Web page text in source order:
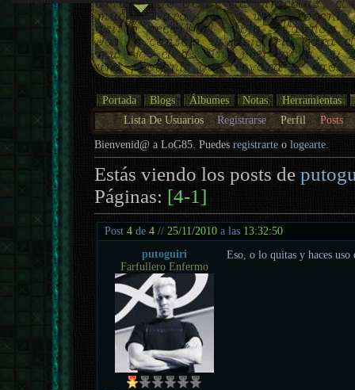
Portada Blogs Álbumes Notas
Herramientas
Lista De Usuarios
Registrarse Perfil Posts
Bienvenid@ a LoG85. Puedesregistrarte ologearte.
Estás viendo los posts de
Páginas: [4-1]
Post4 de4 // 25/11/2010 a las 13:32:50
putoguiri
Farfullero Enfermo
Eso, o lo quitas y haces uso